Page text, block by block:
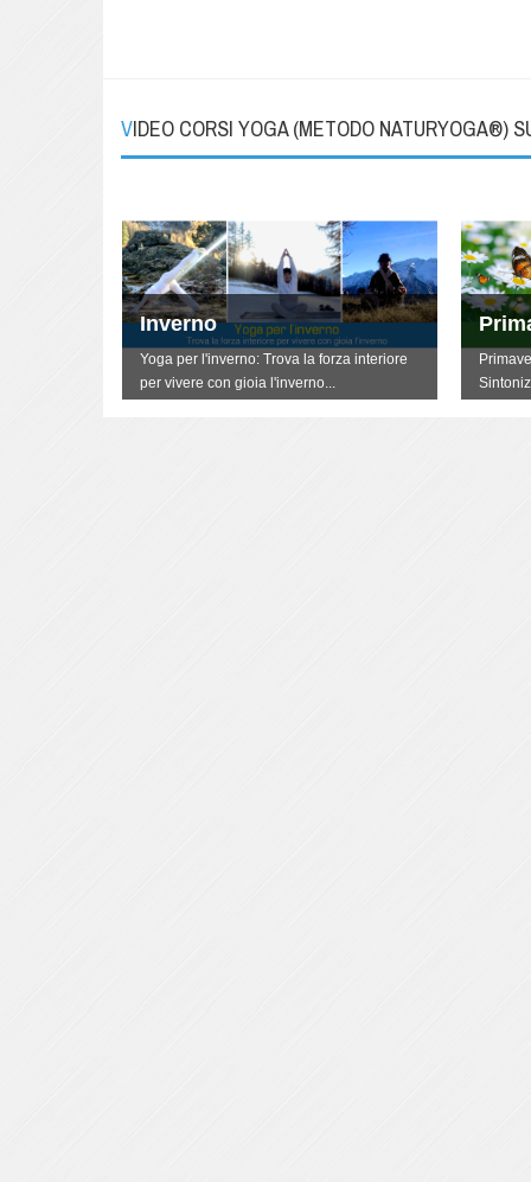
VIDEO CORSI YOGA (METODO NATURYOGA®)
Inverno
Yoga per l'inverno: Trova la forza interiore
per vivere con gioia l'inverno...